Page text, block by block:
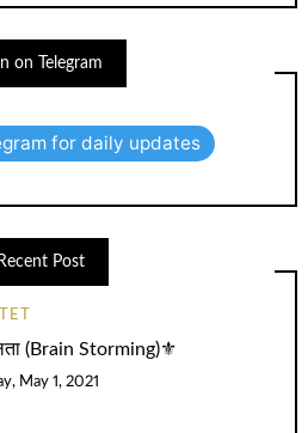
on Telegram
for daily updates
Recent Post
TET
(Brain Storming)⚜️
May 1, 2021